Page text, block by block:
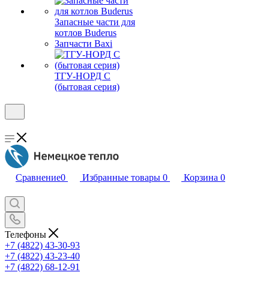
Запасные части для
котлов Buderus
Запчасти Baxi
ТГУ-НОРД С
(бытовая серия)
Сравнение0 Избранные товары 0 Корзина 0
Телефоны
+7 (4822) 43-30-93
+7 (4822) 43-23-40
+7 (4822) 68-12-91